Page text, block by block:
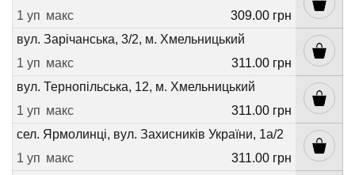
1 уп макс
309.00 грн
вул. Зарічанська, 3/2, м. Хмельницький
1 уп макс
311.00 грн
вул. Тернопільська, 12, м. Хмельницький
1 уп макс
311.00 грн
сел. Ярмолинці, вул. Захисників України, 1а/2
1 уп макс
311.00 грн